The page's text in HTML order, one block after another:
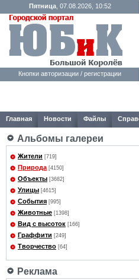
Пятница, 07.08.2026, 10:52
Кнопки авторизации / регистрации
Главная Новости Файлы
Альбомы галереи
Жители [719]
Природа [4150]
Объекты [3682]
Улицы [4615]
События [995]
Животные [1398]
Вид с высоток [166]
Граффити [249]
Творчество [64]
Реклама